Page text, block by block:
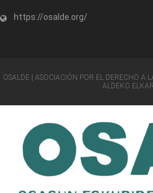
https://osalde.org/
OSALDE | ASOCIACIÓN POR EL DERECHO A
ALDEKO